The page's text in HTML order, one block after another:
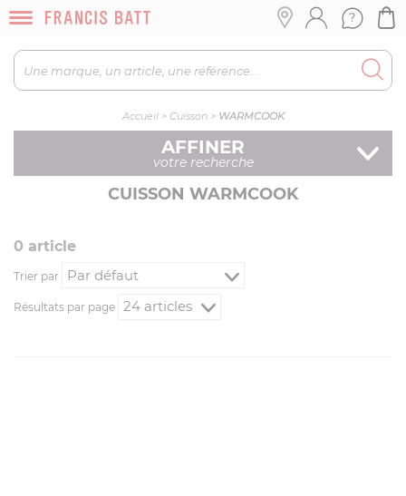
Accueil> Cuisson> WARMCOOK
AFFINER
votre recherche
CUISSON WARMCOOK
0 article
Trier par
Résultats par page